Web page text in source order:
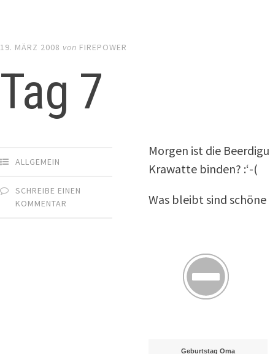
19. MÄRZ 2008 von FIREPOWER
Tag 7
ALLGEMEIN
SCHREIBE EINEN
KOMMENTAR
Morgen ist die
Krawatte binden? :‘-(
Was bleibt sind
Geburtstag Oma